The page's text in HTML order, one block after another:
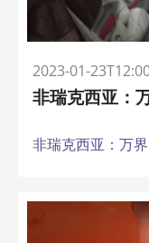
2023-01-
非瑞克西亚：
非瑞克西亚：万